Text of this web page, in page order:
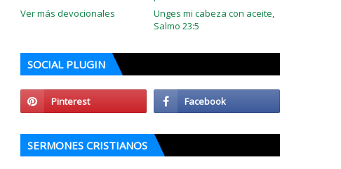
Ver más devocionales
Unges mi cabeza con aceite,
Salmo 23:5
SOCIAL PLUGIN
SERMONES CRISTIANOS